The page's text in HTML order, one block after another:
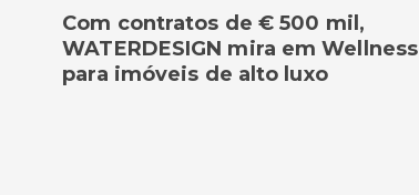
Com contratos de € 500 mil,
WATERDESIGN mira em Wellness
para imóveis de alto luxo